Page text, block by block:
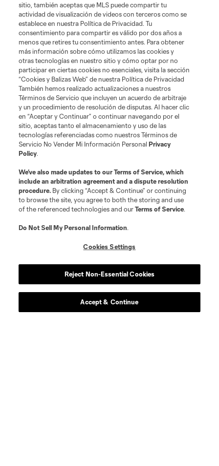
More series
sitio, también aceptas que MLS puede compartir tu
actividad de visualización de videos con terceros como se
establece en nuestra Política de Privacidad. Tu
consentimiento para compartir es válido por dos años a
menos que retires tu consentimiento antes. Para obtener
más información sobre cómo utilizamos las cookies y
otras tecnologías en nuestro sitio y cómo optar por no
participar en ciertas cookies no esenciales, visita la sección
“Cookies y Balizas Web” de nuestra Política de Privacidad
También hemos realizado actualizaciones a nuestros
Términos de Servicio que incluyen un acuerdo de arbitraje
y un procedimiento de resolución de disputas. Al hacer clic
en “Aceptar y Continuar” o continuar navegando por el
sitio, aceptas tanto el almacenamiento y uso de las
tecnologías referenciadas como nuestros Términos de
Servicio No Vender Mi Información PersonalPrivacy
Policy.
We’ve also made updates to ourTerms of Service, which
include an arbitration agreement and a dispute resolution
procedure. By clicking “Accept & Continue” or continuing
to browse the site, you agree to both the storing and use
of the referenced technologies and ourTerms of Service.
Do Not Sell My Personal Information.
Cookies Settings
Reject Non-Essential Cookies
Accept & Continue